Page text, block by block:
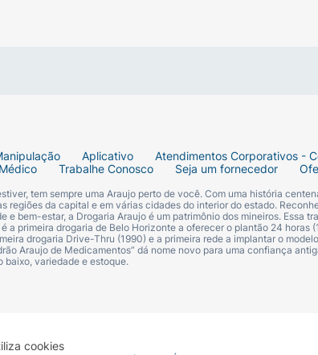
cookies
Aplicativo Atendimentos Corporativos -
Trabalhe Conosco Seja um fornecedor
tem sempre uma Araujo perto de você. Com uma história
regiões da capital e em várias cidades do interior do estado.
e bem-estar, a Drogaria Araujo é um patrimônio dos mineiros. Essa
a primeira drogaria de Belo Horizonte a oferecer o plantão 24
drogaria Drive-Thru (1990) e a primeira rede a implantar o
Araujo de Medicamentos” dá nome novo para uma confiança
baixo, variedade e estoque.